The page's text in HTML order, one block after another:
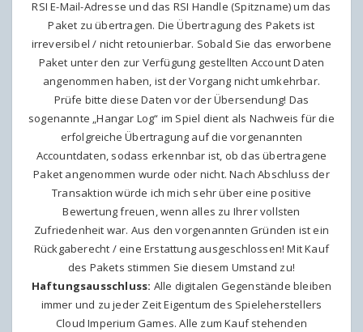
RSI E-Mail-Adresse und das RSI Handle (Spitzname) um das
Paket zu übertragen. Die Übertragung des Pakets ist
irreversibel / nicht retounierbar. Sobald Sie das erworbene
Paket unter den zur Verfügung gestellten Account Daten
angenommen haben, ist der Vorgang nicht umkehrbar.
Prüfe bitte diese Daten vor der Übersendung! Das
sogenannte „Hangar Log“ im Spiel dient als Nachweis für die
erfolgreiche Übertragung auf die vorgenannten
Accountdaten, sodass erkennbar ist, ob das übertragene
Paket angenommen wurde oder nicht. Nach Abschluss der
Transaktion würde ich mich sehr über eine positive
Bewertung freuen, wenn alles zu Ihrer vollsten
Zufriedenheit war. Aus den vorgenannten Gründen ist ein
Rückgaberecht / eine Erstattung ausgeschlossen! Mit Kauf
des Pakets stimmen Sie diesem Umstand zu!
Haftungsausschluss: Alle digitalen Gegenstände bleiben
immer und zu jeder Zeit Eigentum des Spieleherstellers
Cloud Imperium Games. Alle zum Kauf stehenden